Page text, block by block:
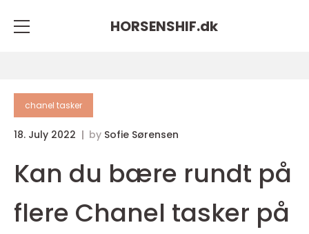
HORSENSHIF.dk
chanel tasker
18. July 2022 by Sofie Sørensen
Kan du bære rundt på
flere Chanel tasker på